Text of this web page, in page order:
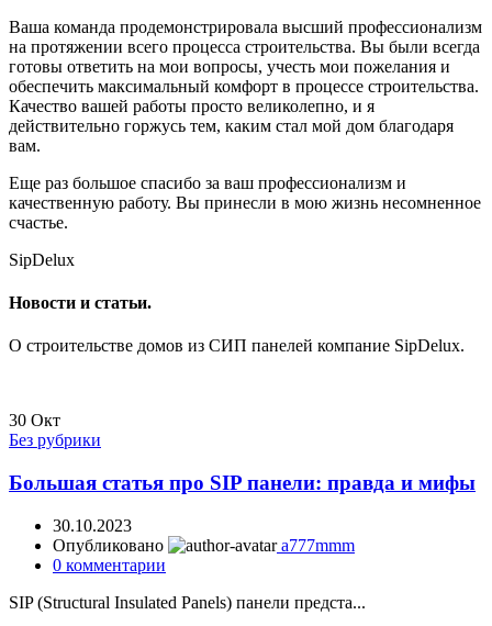
Ваша команда продемонстрировала высший профессионализм
на протяжении всего процесса строительства. Вы были всегда
готовы ответить на мои вопросы, учесть мои пожелания и
обеспечить максимальный комфорт в процессе строительства.
Качество вашей работы просто великолепно, и я
действительно горжусь тем, каким стал мой дом благодаря
вам.
Еще раз большое спасибо за ваш профессионализм и
качественную работу. Вы принесли в мою жизнь несомненное
счастье.
SipDelux
Новости и статьи.
О строительстве домов из СИП панелей компание SipDelux.
30 Окт
Без рубрики
Большая статья про SIP панели: правда и мифы
30.10.2023
Опубликовано
a777mmm
0 комментарии
SIP (Structural Insulated Panels) панели предста...